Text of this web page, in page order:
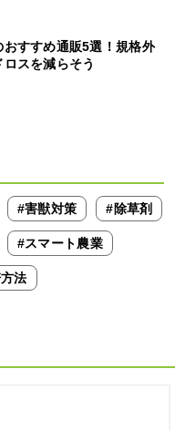
おすすめ通販5選！規格外
スを減らそう
#害獣対策 #除草剤
#スマート農業
法